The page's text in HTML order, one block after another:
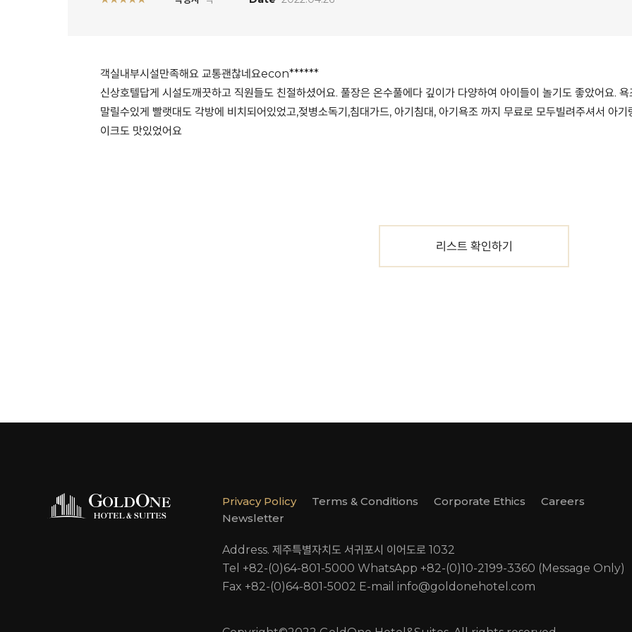
객실내부시설만족해요 교통괜찮네요econ******
신상호텔답게 시설도깨끗하고 직원들도 친절하셨어요. 풀장은 온수풀에다 깊이가 다양하여 아이들이 놀기도 좋았어요.
말릴수있게 빨랫대도 각방에 비치되어있었고,젖병소독기,침대가드, 아기침대, 아기욕조 까지 무료로 모두빌려주셔서 아
이크도 맛있었어요
리스트 확인하기
Privacy Policy Terms & Conditions Corporate Ethics
Careers
Newsletter
Address. 제주특별자치도 서귀포시 이어도로 1032
Tel +82-(0)64-801-5000 WhatsApp +82-(0)10-2199-3360 (Message Only)
Fax +82-(0)64-801-5002 E-mail info@goldonehotel.com